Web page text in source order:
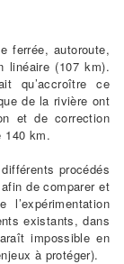
ferrée, autoroute,
linéaire (107 km).
qu’accroître ce
de la rivière ont
et de correction
140 km.
procédés
de comparer et
existants, dans
impossible en
à protéger).